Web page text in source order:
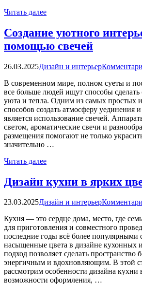
Читать далее
Создание уютного
помощью свечей
26.03.2025Дизайн и интерьер
В современном мире, полном суеты и
все больше людей ищут способы
уюта и тепла. Одним из самых простых
способов создать атмосферу уединения
является использование свечей.
светом, ароматические свечи и
размещения помогают не только
значительно …
Читать далее
Дизайн кухни в ярких
23.03.2025Дизайн и интерьер
Кухня — это сердце дома, место, где
для приготовления и совместного
последние годы всё более популярными
насыщенные цвета в дизайне кухонных
подход позволяет сделать пространство
энергичным и вдохновляющим. В этой
рассмотрим особенности дизайна кухни
возможности оформления, …